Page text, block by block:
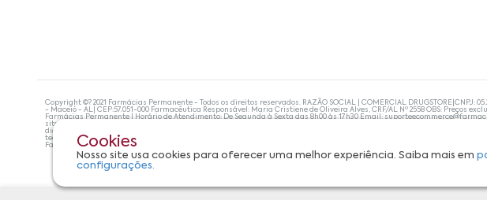
Cookies
Nosso site usa cookies para oferecer uma melhor experiência. Saiba mais em
configurações.
Copyright ©? 2021 Farmácias Permanente - Todos os direitos reservados. RAZÃO SOCIAL | COMERCIAL DRUGSTORE|CNPJ:
- Maceió - AL| CEP:57.051-000 Farmacêutica Responsável: Maria Cristiene de Oliveira Alves, CRF/AL Nº 2558 OBS: Preços
Farmácias Permanente | Horário de Atendimento: De Segunda à Sexta das 8h00 às 17h30 Email:
site não devem ser utilizadas para automedicação e, de forma alguma, substituem as orientações de um profissional da
diagnosticar problemas de saúde e prescrever o tratamento adequado. Se os sintomas persistirem, um médico deve ser
tecnologias mais avançadas de proteção de dados, para que você possa realizar suas compras com tranquilidade. A
Farmácias Permanente. Todos os pedidos efetuados estão sujeitos à confirmação da disponibilidade de produto em nosso